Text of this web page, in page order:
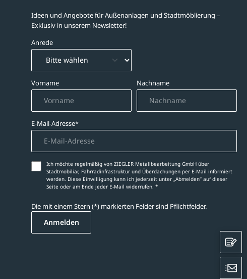
Ideen und Angebote für Außenanlagen und Stadtmöblierung –
Exklusiv in unserem Newsletter!
Anrede
Vorname Nachname
E-Mail-Adresse*
Ich möchte regelmäßig von ZIEGLER Metallbearbeitung GmbH über
Stadtmobiliar, Fahrradinfrastruktur und Überdachungen per E-Mail informiert
werden. Diese Einwilligung kann ich jederzeit unter „Abmelden‘‘ auf dieser
Seite oder am Ende jeder E-Mail widerrufen. *
Die mit einem Stern (*) markierten Felder sind Pflichtfelder.
Anmelden